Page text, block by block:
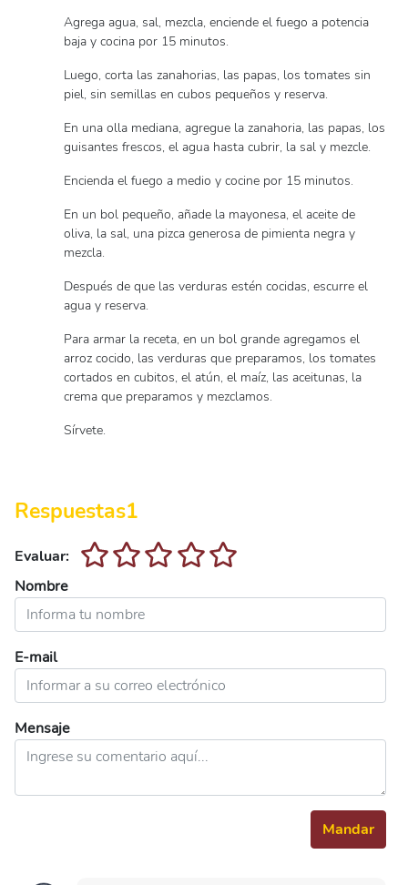
Agrega agua, sal, mezcla, enciende el fuego a potencia
baja y cocina por 15 minutos.
Luego, corta las zanahorias, las papas, los tomates sin
piel, sin semillas en cubos pequeños y reserva.
En una olla mediana, agregue la zanahoria, las papas, los
guisantes frescos, el agua hasta cubrir, la sal y mezcle.
Encienda el fuego a medio y cocine por 15 minutos.
En un bol pequeño, añade la mayonesa, el aceite de
oliva, la sal, una pizca generosa de pimienta negra y
mezcla.
Después de que las verduras estén cocidas, escurre el
agua y reserva.
Para armar la receta, en un bol grande agregamos el
arroz cocido, las verduras que preparamos, los tomates
cortados en cubitos, el atún, el maíz, las aceitunas, la
crema que preparamos y mezclamos.
Sírvete.
Respuestas1
Evaluar:
Nombre
E-mail
Mensaje
Mandar